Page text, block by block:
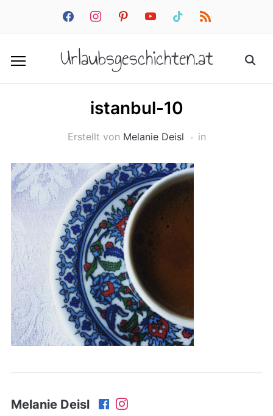
facebookinstagrampinterestyoutube tiktok rss
Urlaubsgeschichten.at
istanbul-10
Erstellt von Melanie Deisl in
Melanie Deisl